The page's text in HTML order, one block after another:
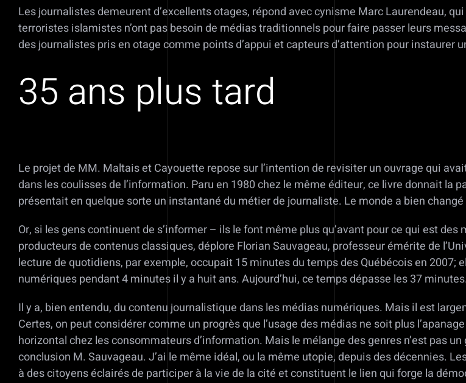
Les journalistes demeurent d’excellents otages, répond avec cynisme Marc Laurendeau,
terroristes islamistes n’ont pas besoin de médias traditionnels pour faire passer leurs
des journalistes pris en otage comme points d’appui et capteurs d’attention pour instaurer
35 ans plus tard
Le projet de MM. Maltais et Cayouette repose sur l’intention de revisiter un ouvrage qui
dans les coulisses de l’information. Paru en 1980 chez le même éditeur, ce livre donnait la
présentait en quelque sorte un instantané du métier de journaliste. Le monde a bien
Or, si les gens continuent de s’informer – ils le font même plus qu’avant pour ce qui est
producteurs de contenus classiques, déplore Florian Sauvageau, professeur émérite de
lecture de quotidiens, par exemple, occupait 15 minutes du temps des Québécois en
numériques pendant 4 minutes il y a huit ans. Aujourd’hui, ce temps dépasse les 37
Il y a, bien entendu, du contenu journalistique dans les médias numériques. Mais il est
Certes, on peut considérer comme un progrès que l’usage des médias ne soit plus
horizontal chez les consommateurs d’information. Mais le mélange des genres n’est pas
conclusion M. Sauvageau. J’ai le même idéal, ou la même utopie, depuis des décennies.
à des citoyens éclairés de participer à la vie de la cité et constituent le lien qui forge la